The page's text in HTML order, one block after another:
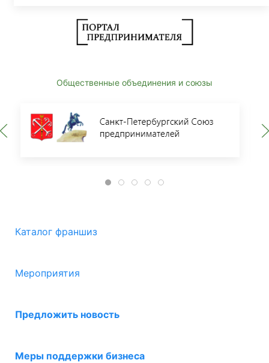
Общественные объединения и союзы
Каталог франшиз
Мероприятия
Предложить новость
Меры поддержки бизнеса